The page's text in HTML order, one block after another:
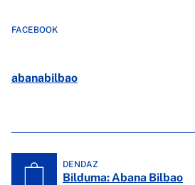
FACEBOOK
abanabilbao
DENDAZ
Bilduma: Abana Bilbao